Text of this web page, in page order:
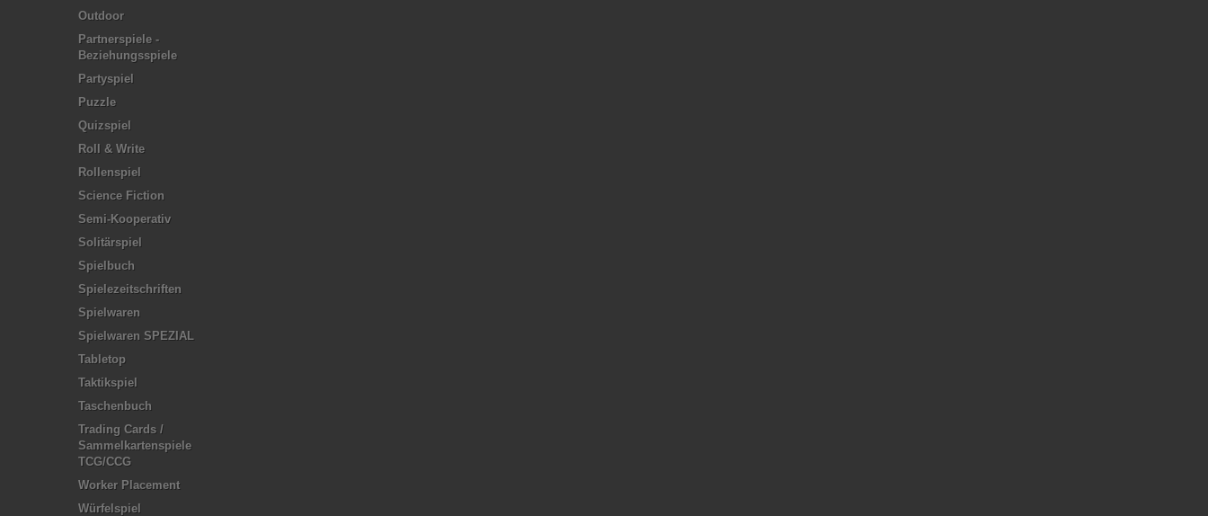
Outdoor
Partnerspiele -
Beziehungsspiele
Partyspiel
Puzzle
Quizspiel
Roll & Write
Rollenspiel
Science Fiction
Semi-Kooperativ
Solitärspiel
Spielbuch
Spielezeitschriften
Spielwaren
Spielwaren SPEZIAL
Tabletop
Taktikspiel
Taschenbuch
Trading Cards /
Sammelkartenspiele
TCG/CCG
Worker Placement
Würfelspiel